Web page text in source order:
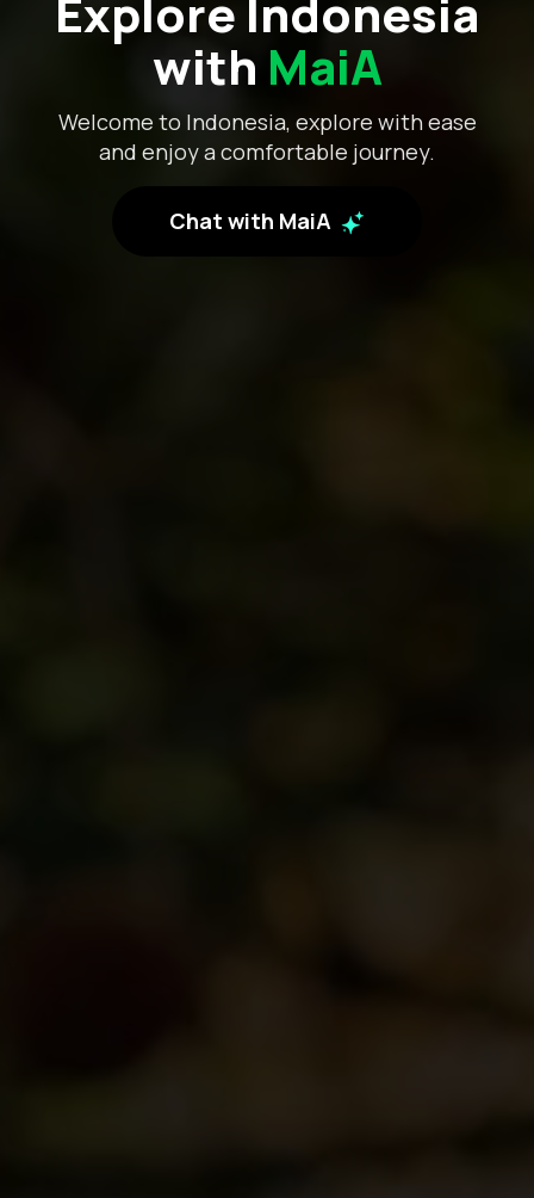
Explore Indonesia
with MaiA
Welcome to Indonesia, explore with ease
and enjoy a comfortable journey.
Chat with MaiA